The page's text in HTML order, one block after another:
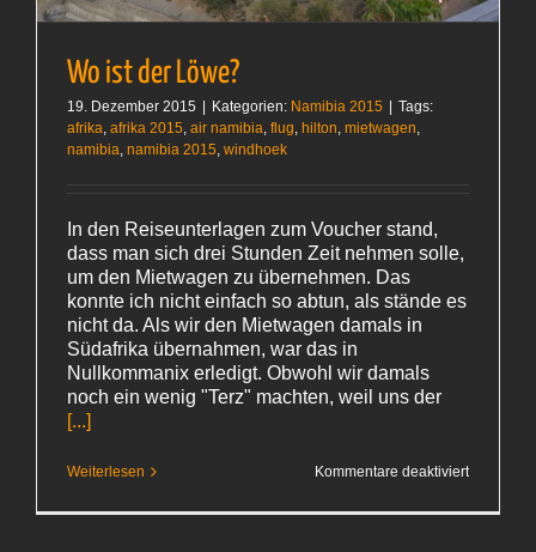
Wo ist der Löwe?
19. Dezember 2015 Kategorien: Namibia 2015
Tags:
afrika, afrika 2015, air namibia, flug, hilton, mietwagen,
namibia, namibia 2015, windhoek
In den Reiseunterlagen zum Voucher stand,
dass man sich drei Stunden Zeit nehmen solle,
um den Mietwagen zu übernehmen. Das
konnte ich nicht einfach so abtun, als stände es
nicht da. Als wir den Mietwagen damals in
Südafrika übernahmen, war das in
Nullkommanix erledigt. Obwohl wir damals
noch ein wenig "Terz" machten, weil uns der
[...]
Weiterlesen Kommentare deaktiviertfür